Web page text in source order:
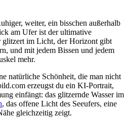
weiter, ein bisschen außerhalb
am Ufer ist der ultimative
glitzert im Licht, der Horizont gibt
und mit jedem Bissen und jedem
mehr.
natürliche Schönheit, die man nicht
erzeugst du ein KI-Portrait,
einfängt: das glitzernde Wasser im
, das offene Licht des Seeufers, eine
gleichzeitig zeigt.